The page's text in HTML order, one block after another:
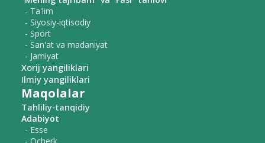
- Ta'lim
- Siyosiy-iqtisodiy
- Sport
- San'at va madaniyat
- Jamiyat
Xorij yangiliklari
Ilmiy yangiliklari
Maqolalar
Tahliliy-tanqidiy
Adabiyot
- Esse